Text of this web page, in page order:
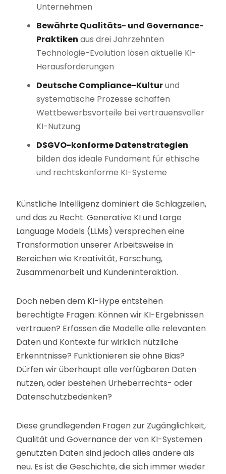
Unternehmen
Bewährte Qualitäts- und Governance-
Praktiken aus drei Jahrzehnten
Technologie-Evolution lösen aktuelle KI-
Herausforderungen
Deutsche Compliance-Kulturund
systematische Prozesse schaffen
Wettbewerbsvorteile bei vertrauensvoller
KI-Nutzung
DSGVO-konforme Datenstrategien
bilden das ideale Fundament für ethische
und rechtskonforme KI-Systeme
Künstliche Intelligenz dominiert die Schlagzeilen,
und das zu Recht. Generative KI und Large
Language Models (LLMs) versprechen eine
Transformation unserer Arbeitsweise in
Bereichen wie Kreativität, Forschung,
Zusammenarbeit und Kundeninteraktion.
Doch neben dem KI-Hype entstehen
berechtigte Fragen: Können wir KI-Ergebnissen
vertrauen? Erfassen die Modelle alle relevanten
Daten und Kontexte für wirklich nützliche
Erkenntnisse? Funktionieren sie ohne Bias?
Dürfen wir überhaupt alle verfügbaren Daten
nutzen, oder bestehen Urheberrechts- oder
Datenschutzbedenken?
Diese grundlegenden Fragen zur Zugänglichkeit,
Qualität und Governance der von KI-Systemen
genutzten Daten sind jedoch alles andere als
neu. Es ist die Geschichte, die sich immer wieder